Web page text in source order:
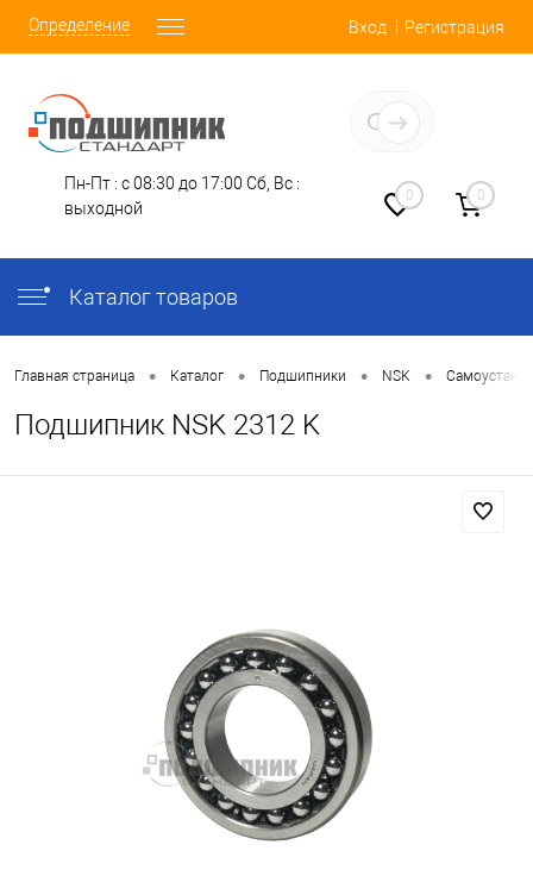
Определение Вход Регистрация
Пн-Пт : с 08:30 до 17:00 Сб, Вс :
выходной
0 0
Каталог товаров
Главная страница • Каталог • Подшипники • NSK •
Подшипник NSK 2312 K